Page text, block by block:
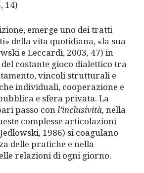
14)
emerge uno dei tratti
della vita quotidiana, «la sua
e Leccardi, 2003, 47) in
costante gioco dialettico tra
vincoli strutturali e
individuali, cooperazione e
e sfera privata. La
passo con l’inclusività, nella
complesse articolazioni
1986) si coagulano
delle pratiche e nella
relazioni di ogni giorno.